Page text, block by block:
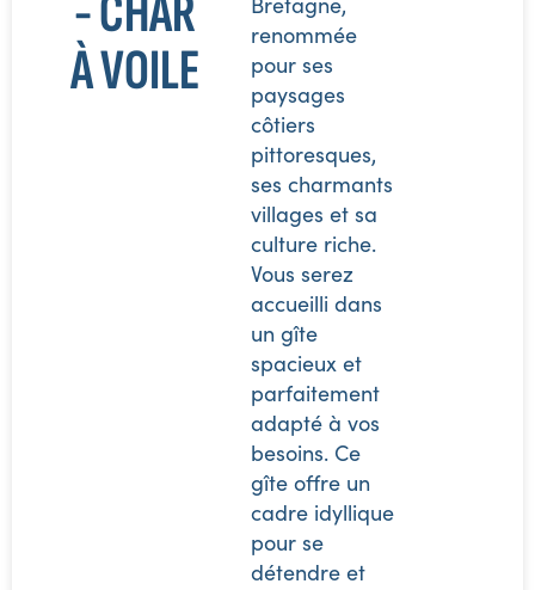
- CHAR
À VOILE
renommée
pour ses
paysages
côtiers
pittoresques,
ses charmants
villages et sa
culture riche.
Vous serez
accueilli dans
un gîte
spacieux et
parfaitement
adapté à vos
besoins. Ce
gîte offre un
cadre idyllique
pour se
détendre et